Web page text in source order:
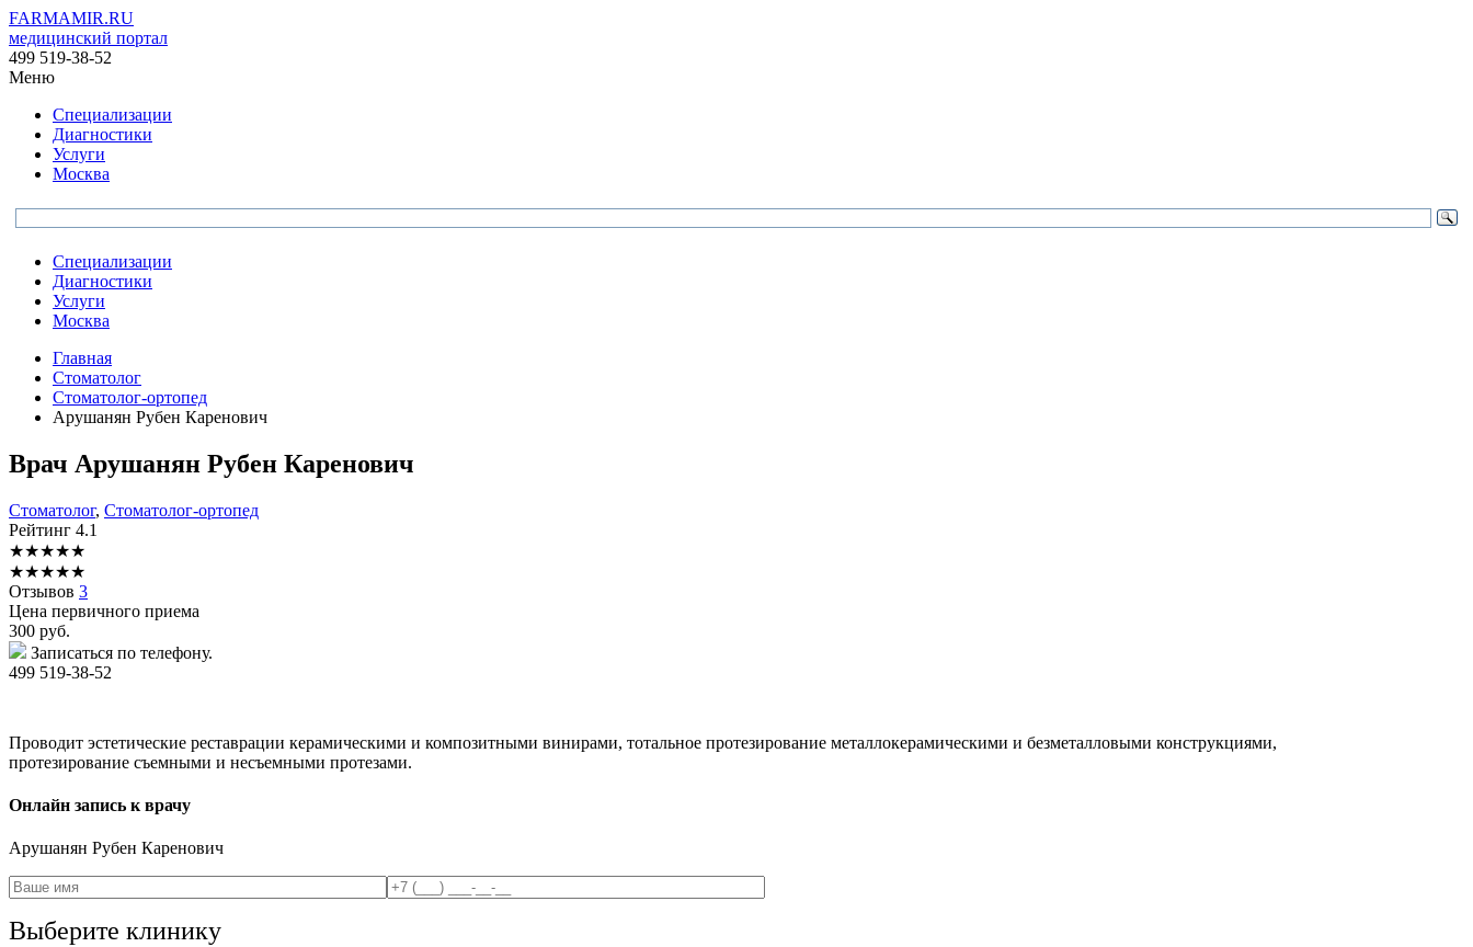
FARMAMIR.RU
медицинский портал
499 519-38-52
Меню
Специализации
Диагностики
Услуги
Москва
Специализации
Диагностики
Услуги
Москва
Главная
Стоматолог
Стоматолог-ортопед
Арушанян Рубен Каренович
Врач Арушанян Рубен Каренович
Стоматолог, Стоматолог-ортопед
Рейтинг 4.1
★★★★★
★★★★★
Отзывов 3
Цена первичного приема
300 руб.
Записаться по телефону.
499 519-38-52
Проводит эстетические реставрации керамическими и композитными винирами, тотальное протезирование металлокерамическими и безметалловыми конструкциями,
протезирование съемными и несъемными протезами.
Онлайн запись к врачу
Арушанян Рубен Каренович
Выберите клинику